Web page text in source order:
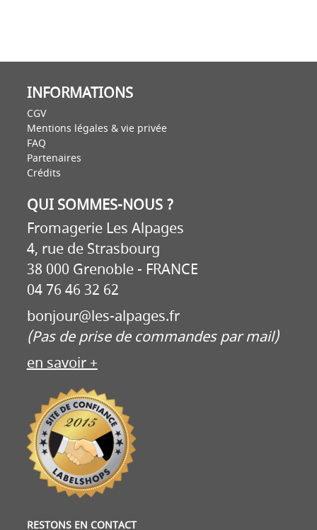
INFORMATIONS
CGV
Mentions légales & vie privée
FAQ
Partenaires
Crédits
QUI SOMMES-NOUS ?
Fromagerie Les Alpages
4, rue de Strasbourg
38 000 Grenoble - FRANCE
04 76 46 32 62
bonjour@les-alpages.fr
(Pas de prise de commandes par mail)
en savoir +
RESTONS EN CONTACT